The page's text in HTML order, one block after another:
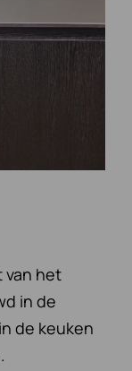
van het
in de
de keuken